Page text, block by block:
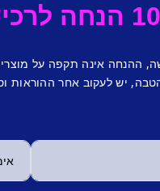
ראשונה.
ההנחה אינה תקפה על
יש לעקוב אחר ההוראות